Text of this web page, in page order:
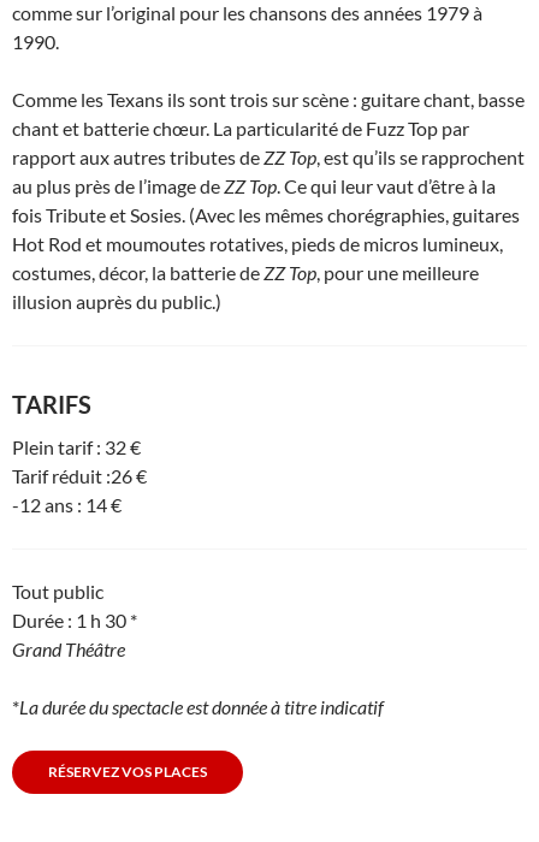
comme sur l’original pour les chansons des années 1979 à
1990.
Comme les Texans ils sont trois sur scène : guitare chant, basse
chant et batterie chœur. La particularité de Fuzz Top par
rapport aux autres tributes deZZ Top, est qu’ils se rapprochent
au plus près de l’image deZZ Top. Ce qui leur vaut d’être à la
fois Tribute et Sosies. (Avec les mêmes chorégraphies, guitares
Hot Rod et moumoutes rotatives, pieds de micros lumineux,
costumes, décor, la batterie deZZ Top, pour une meilleure
illusion auprès du public.)
TARIFS
Plein tarif : 32 €
Tarif réduit :26 €
-12 ans : 14 €
Tout public
Durée : 1 h 30 *
Grand Théâtre
*La durée du spectacle est donnée à titre indicatif
RÉSERVEZ VOS PLACES